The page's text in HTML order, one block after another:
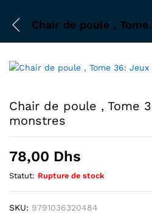
Chair de
Chair de poule , Tome
monstres
78,00 Dhs
Statut: Rupture de stock
SKU: 9791036320484